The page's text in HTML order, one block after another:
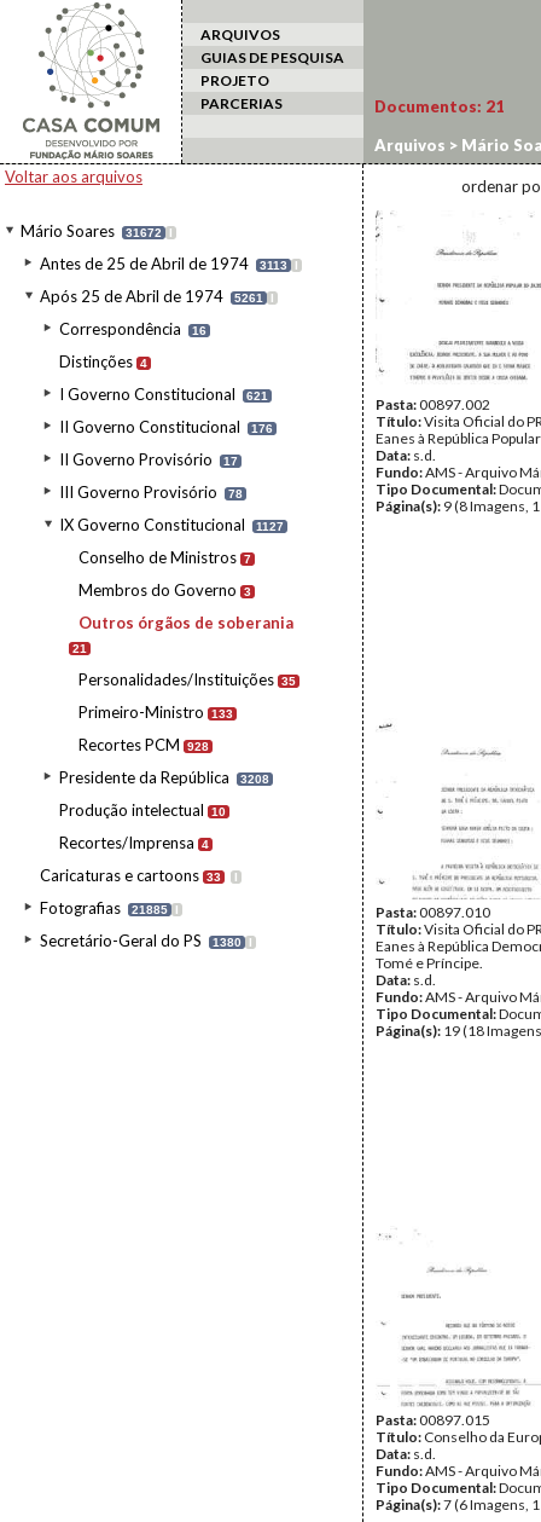
ARQUIVOS
GUIAS DE PESQUISA
PROJETO
PARCERIAS
Voltar aos arquivos
Mário Soares 31672 I
Antes de 25 de Abril de 1974 3113 I
Após 25 de Abril de 1974 5261 I
Correspondência 16
Distinções 4
I Governo Constitucional 621
II Governo Constitucional 176
II Governo Provisório 17
III Governo Provisório 78
IX Governo Constitucional 1127
Conselho de Ministros 7
Membros do Governo 3
Outros órgãos de soberania
21
Personalidades/Instituições 35
Primeiro-Ministro 133
Recortes PCM 928
Presidente da República 3208
Produção intelectual 10
Recortes/Imprensa 4
Caricaturas e cartoons 33 I
Fotografias 21885 I
Secretário-Geral do PS 1380 I
Documentos: 21
Arquivos > Mário
soberania
ordenar
Pasta:00897.002
Título:Visita Oficial do
Eanes à República
Data: s.d.
Fundo:AMS - Arquivo
Tipo Documental:
Página(s): 9 (8 Imagens,
Pasta:00897.010
Título:Visita Oficial do
Eanes à República
Tomé e Príncipe.
Data: s.d.
Fundo:AMS - Arquivo
Tipo Documental:
Página(s): 19 (18
Pasta:00897.015
Título: Conselho da
Data: s.d.
Fundo:AMS - Arquivo
Tipo Documental:
Página(s):7 (6 Imagens,